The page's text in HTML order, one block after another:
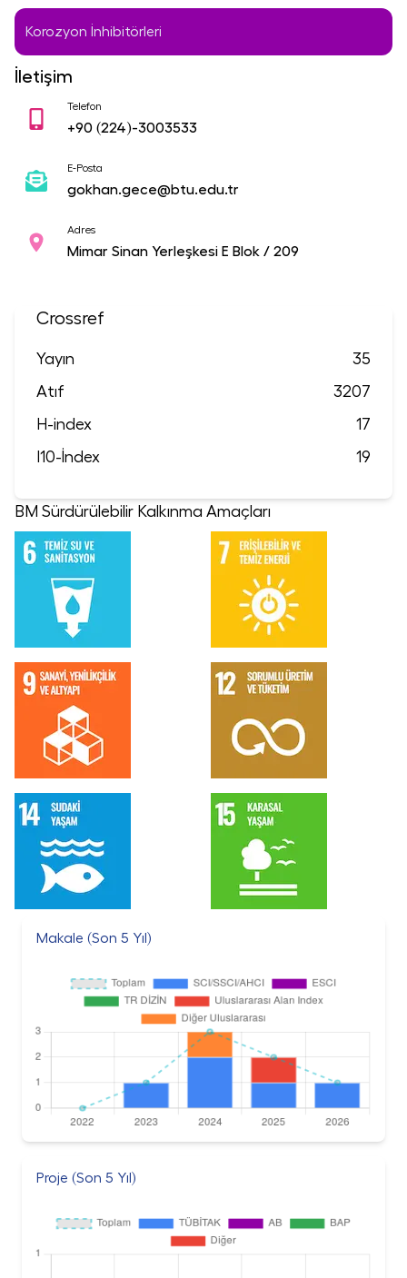
Korozyon İnhibitörleri
İletişim
Telefon
+90 (224)-3003533
E-Posta
gokhan.gece@btu.edu.tr
Adres
Mimar Sinan Yerleşkesi E Blok / 209
Crossref
Yayın
35
Atıf
3207
H-index
17
I10-İndex
19
BM Sürdürülebilir Kalkınma Amaçları
Makale (Son 5 Yıl)
Proje (Son 5 Yıl)